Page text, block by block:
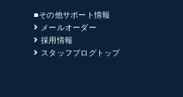
■その他サポート情報
メールオーダー
採用情報
スタッフブログトップ